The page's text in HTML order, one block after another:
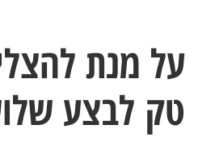
על מנת
טק לבצע